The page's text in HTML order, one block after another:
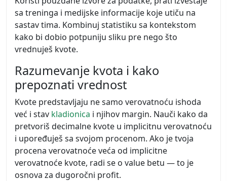
sa treninga i medijske informacije koje utiču na
sastav tima. Kombinuj statistiku sa kontekstom
kako bi dobio potpuniju sliku pre nego što
vrednuješ kvote.
Razumevanje kvota i kako
prepoznati vrednost
Kvote predstavljaju ne samo verovatnoću ishoda
već i stav kladionica i njihov margin. Nauči kako da
pretvoriš decimalne kvote u implicitnu verovatnoću
i upoređuješ sa svojom procenom. Ako je tvoja
procena verovatnoće veća od implicitne
verovatnoće kvote, radi se o value betu — to je
osnova za dugoročni profit.